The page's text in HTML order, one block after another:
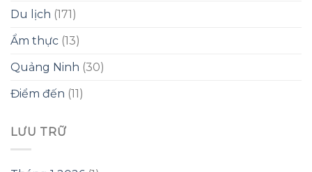
Du lịch (171)
Ẩm thực (13)
Quảng Ninh (30)
Điểm đến (11)
LƯU TRỮ